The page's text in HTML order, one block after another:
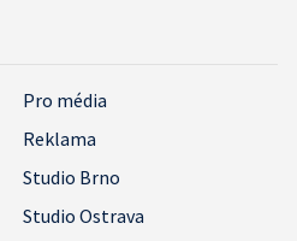
Pro média
Reklama
Studio Brno
Studio Ostrava